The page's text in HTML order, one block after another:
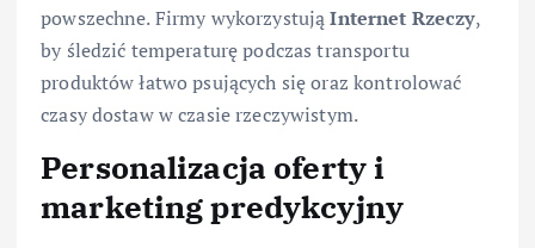
powszechne. Firmy wykorzystująInternet Rzeczy,
by śledzić temperaturę podczas transportu
produktów łatwo psujących się oraz kontrolować
czasy dostaw w czasie rzeczywistym.
Personalizacja oferty i
marketing predykcyjny